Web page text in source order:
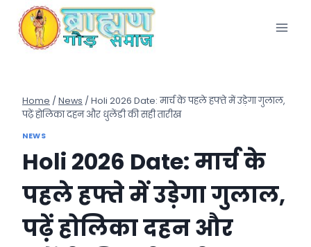
content
Home / News / Holi 2026 Date: मार्च के पहले हफ्ते में उड़ेगा गुलाल,
पढ़ें होलिका दहन और धुलेंडी की सही तारीख
NEWS
Holi 2026 Date: मार्च के
पहले हफ्ते में उड़ेगा गुलाल,
पढ़ें होलिका दहन और